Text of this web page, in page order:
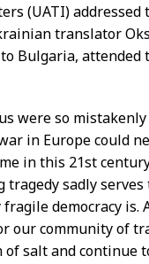
(UATI) addressed
translator
Bulgaria, attended
were so
in Europe could
in this 21st
tragedy sadly
fragile democracy is.
our community of
of salt and continue